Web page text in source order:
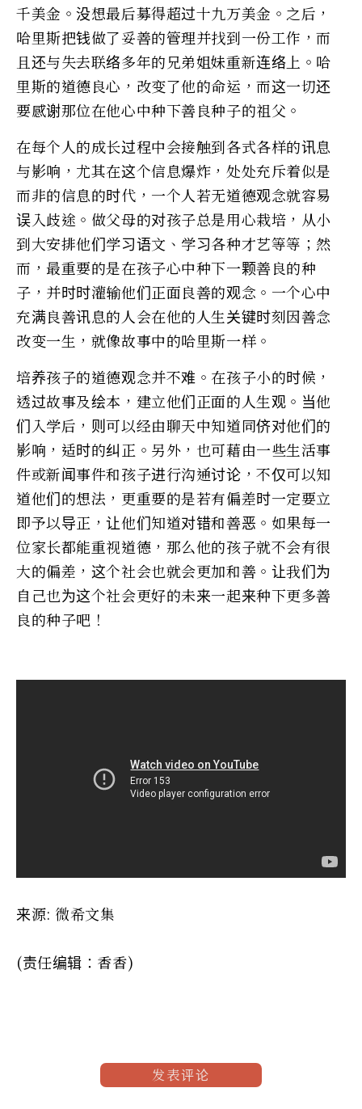
千美金。没想最后募得超过十九万美金。之后，
哈里斯把钱做了妥善的管理并找到一份工作，而
且还与失去联络多年的兄弟姐妹重新连络上。哈
里斯的道德良心，改变了他的命运，而这一切还
要感谢那位在他心中种下善良种子的祖父。
在每个人的成长过程中会接触到各式各样的讯息
与影响，尤其在这个信息爆炸，处处充斥着似是
而非的信息的时代，一个人若无道德观念就容易
误入歧途。做父母的对孩子总是用心栽培，从小
到大安排他们学习语文、学习各种才艺等等；然
而，最重要的是在孩子心中种下一颗善良的种
子，并时时灌输他们正面良善的观念。一个心中
充满良善讯息的人会在他的人生关键时刻因善念
改变一生，就像故事中的哈里斯一样。
培养孩子的道德观念并不难。在孩子小的时候，
透过故事及绘本，建立他们正面的人生观。当他
们入学后，则可以经由聊天中知道同侪对他们的
影响，适时的纠正。另外，也可藉由一些生活事
件或新闻事件和孩子进行沟通讨论，不仅可以知
道他们的想法，更重要的是若有偏差时一定要立
即予以导正，让他们知道对错和善恶。如果每一
位家长都能重视道德，那么他的孩子就不会有很
大的偏差，这个社会也就会更加和善。让我们为
自己也为这个社会更好的未来一起来种下更多善
良的种子吧！
来源: 微希文集
(责任编辑：香香)
发表评论